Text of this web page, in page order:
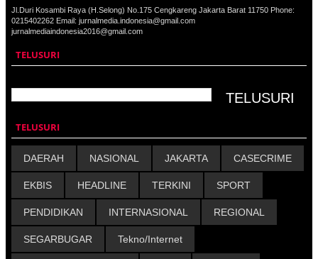
Jl.Duri Kosambi Raya (H.Selong) No.175 Cengkareng Jakarta Barat 11750 Phone:
0215402262 Email: jurnalmedia.indonesia@gmail.com
jurnalmediaindonesia2016@gmail.com
TELUSURI
TELUSURI
DAERAH NASIONAL JAKARTA CASECRIME
EKBIS HEADLINE TERKINI SPORT
PENDIDIKAN INTERNASIONAL REGIONAL
SEGARBUGAR Tekno/Internet